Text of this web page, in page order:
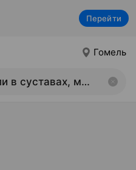
Перейти
Гомель